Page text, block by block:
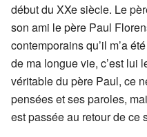
début du XXe siècle. Le
son ami le père Paul
contemporains qu’il m’a
de ma longue vie, c’est
véritable du père Paul, ce
pensées et ses paroles,
est passée au retour de ce